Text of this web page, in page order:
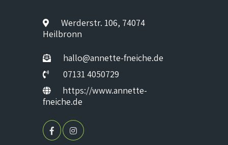
Werderstr. 106, 74074
Heilbronn
hallo@annette-fneiche.de
07131 4050729
https://www.annette-
fneiche.de